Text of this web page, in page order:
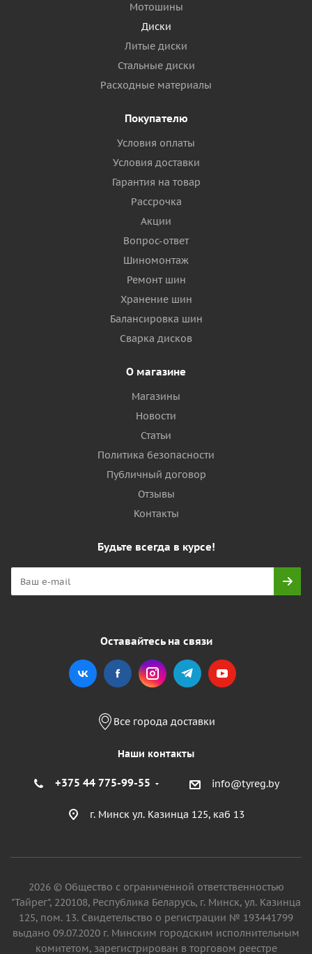
Мотошины
Диски
Литые диски
Стальные диски
Расходные материалы
Покупателю
Условия оплаты
Условия доставки
Гарантия на товар
Рассрочка
Акции
Вопрос-ответ
Шиномонтаж
Ремонт шин
Хранение шин
Балансировка шин
Сварка дисков
О магазине
Магазины
Новости
Статьи
Политика безопасности
Публичный договор
Отзывы
Контакты
Будьте всегда в курсе!
Оставайтесь на связи
Все города доставки
Наши контакты
+375 44 775-99-55 info@tyreg.by
г. Минск ул. Казинца 125, каб 13
2026 © Общество с ограниченной ответственностью
"Тайрег", 220108, Республика Беларусь, г. Минск, ул. Казинца
125, пом. 13. Свидетельство о регистрации № 193441799
выдано 09.07.2020 г. Минским городским исполнительным
комитетом, зарегистрирован в торговом реестре